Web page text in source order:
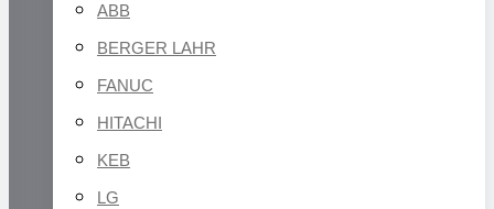
ABB
BERGER LAHR
FANUC
HITACHI
KEB
LG